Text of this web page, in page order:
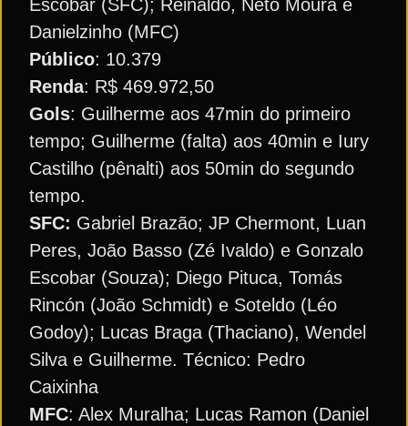
Escobar (SFC); Reinaldo, Neto Moura e
Danielzinho (MFC)
Público: 10.379
Renda: R$ 469.972,50
Gols: Guilherme aos 47min do primeiro
tempo; Guilherme (falta) aos 40min e Iury
Castilho (pênalti) aos 50min do segundo
tempo.
SFC: Gabriel Brazão; JP Chermont, Luan
Peres, João Basso (Zé Ivaldo) e Gonzalo
Escobar (Souza); Diego Pituca, Tomás
Rincón (João Schmidt) e Soteldo (Léo
Godoy); Lucas Braga (Thaciano), Wendel
Silva e Guilherme. Técnico: Pedro
Caixinha
MFC: Alex Muralha; Lucas Ramon (Daniel